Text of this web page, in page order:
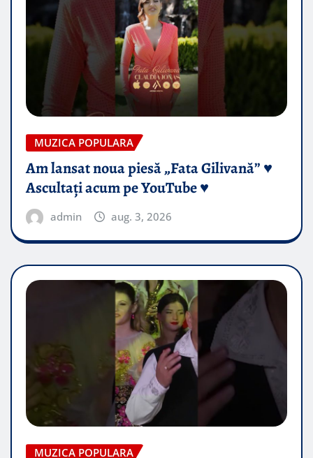
MUZICA POPULARA
Am lansat noua piesă „Fata Gilivană” ♥️
Ascultați acum pe YouTube ♥️
admin aug. 3, 2026
MUZICA POPULARA